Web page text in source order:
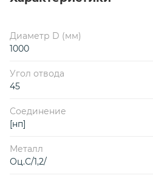
Диаметр D (мм)
1000
Угол отвода
45
Соединение
[нп]
Металл
Оц.С/1,2/